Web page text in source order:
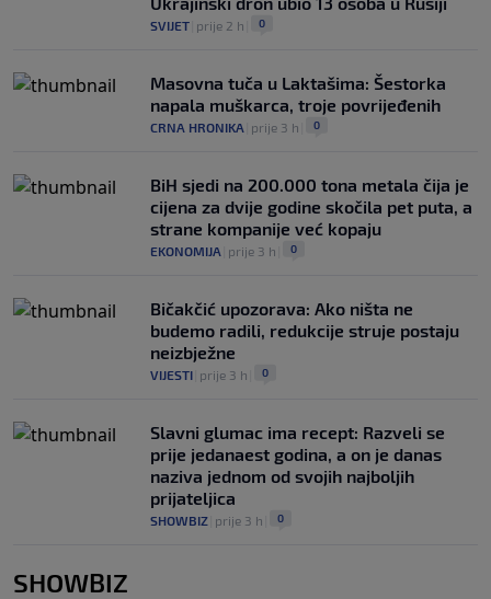
SVIJET prije 2 h 0
Masovna tuča u Laktašima: Šestorka
napala muškarca, troje povrijeđenih
CRNA HRONIKA prije 3 h 0
BiH sjedi na 200.000 tona metala čija je
cijena za dvije godine skočila pet puta, a
strane kompanije već kopaju
EKONOMIJA prije 3 h 0
Bičakčić upozorava: Ako ništa ne
budemo radili, redukcije struje postaju
neizbježne
VIJESTI prije 3 h 0
Slavni glumac ima recept: Razveli se
prije jedanaest godina, a on je danas
naziva jednom od svojih najboljih
prijateljica
SHOWBIZ prije 3 h 0
SHOWBIZ